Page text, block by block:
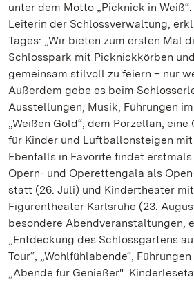
unter dem Motto „Picknick in
Leiterin der Schlossverwaltung,
Tages: „Wir bieten zum ersten Mal
Schlosspark mit Picknickkörben
gemeinsam stilvoll zu feiern – nur
Außerdem gebe es beim
Ausstellungen, Musik, Führungen
„Weißen Gold“, dem Porzellan,
für Kinder und Luftballonsteigen
Ebenfalls in Favorite findet
Opern- und Operettengala als
statt (26. Juli) und Kindertheater
Figurentheater Karlsruhe (23.
besondere Abendveranstaltungen,
„Entdeckung des Schlossgartens
Tour“, „Wohlfühlabende“,
„Abende für Genießer".